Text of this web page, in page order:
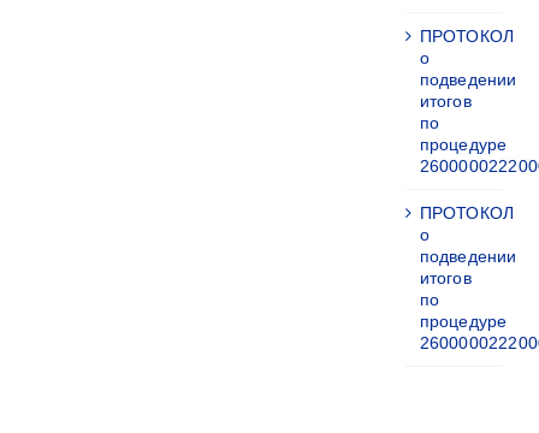
ПРОТОКОЛ
о
подведении
итогов
по
процедуре
ПРОТОКОЛ
о
подведении
итогов
по
процедуре